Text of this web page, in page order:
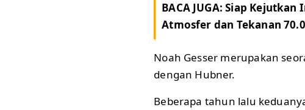
BACA JUGA:Siap Kejutkan
Atmosfer dan Tekanan
Noah Gesser merupakan
dengan Hubner.
Beberapa tahun lalu